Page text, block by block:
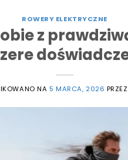
ROWERY ELEKTRYCZNE
z
NA 5 MARCA, 2026